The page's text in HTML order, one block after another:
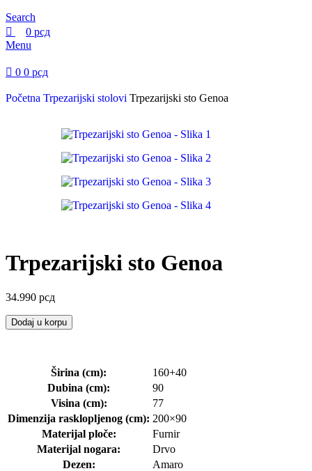
Search
0 рсд
Menu
0 0 рсд
Početna Trpezarijski stolovi Trpezarijski sto Genoa
Trpezarijski sto Genoa
34.990 рсд
Dodaj u korpu
Širina (cm):
160+40
Dubina (cm):
90
Visina (cm):
77
Dimenzija rasklopljenog (cm): 200×90
Materijal ploče:
Furnir
Materijal nogara:
Drvo
Dezen:
Amaro